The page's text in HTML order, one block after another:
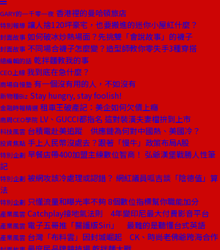
GARY的一千零一夜 香港裡的曼哈頓旅店
特別報導 讓人捨120坪豪宅，也要搬進的迷你小屋紅什麼？
封面故事 如何破冰炒熱場面？先挑雙「會說故事」的襪子
封面故事 不同場合襪子怎麼變？造型師教你零失手3種穿搭
總編輯的話 乾拌麵教我的事
CEO上線 我到底在急什麼？
商場自慢塾 有一個沒有用的人，不如沒有
新物種Biz Stay hungry, stay foolish!
金融時報精選 租車王破產記：美企如何欠債上癮
商周CEO學院 LV、GUCCI都指名 這對裝潢夫妻檔拚到上市
科技風雲 台積電赴美追蹤 供應鏈為何對中國熱、美國冷？
投資焦點 手上人民幣沒處去？跟著「慢牛」政策布局A股
特別企劃 早餐店帶400加盟主練數位智商！ 弘爺漢堡戰勝人性筆
記
特別企劃 被網攻該冷處理或認錯？ 網紅議員呱吉談「陰德值」算
法
特別企劃 只懂流量和曝光率不夠 8個數位指標幫你職能加分
產業風雲 Catchplay接地氣法則 4年變印尼最大付費影音平台
產業風雲 電子五哥推「醫護版Siri」 最難的是聽懂台式英語
產業風雲 台灣「布料雲」因封城崛起 CK、時尚老佛爺跨海合作